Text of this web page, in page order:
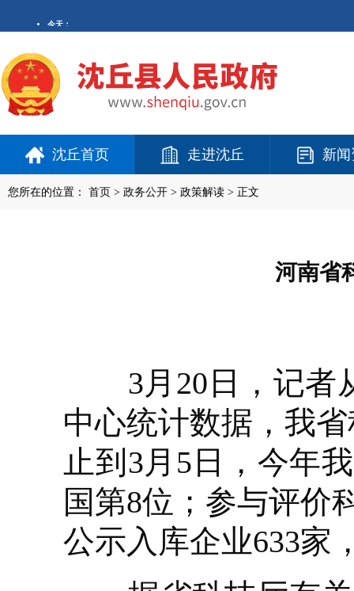
沈丘首页 走进沈丘 新
您所在的位置： 首页 > 政务公开 > 政策解读 > 正文
河南省
3月20日，记者
中心统计数据，我
止到3月5日，今年
国第8位；参与评价
公示入库企业633家